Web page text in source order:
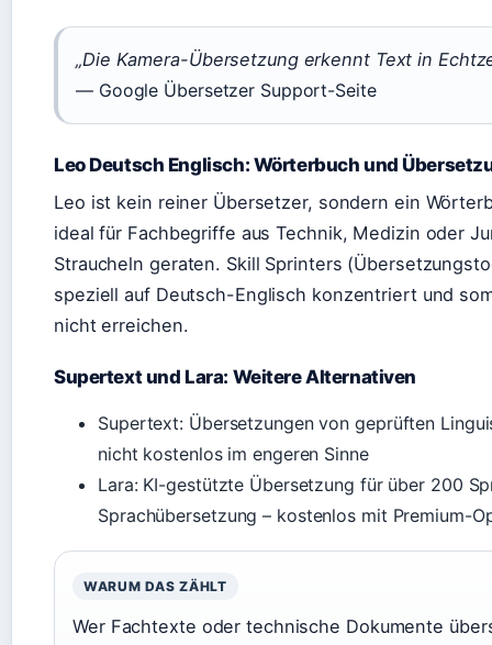
„Die Kamera-Übersetzung erkennt Text in
— Google Übersetzer Support-Seite
Leo Deutsch Englisch: Wörterbuch und
Leo ist kein reiner Übersetzer, sondern ein
ideal für Fachbegriffe aus Technik, Medizin oder
Straucheln geraten. Skill Sprinters
speziell auf Deutsch-Englisch konzentriert und
nicht erreichen.
Supertext und Lara: Weitere Alternativen
Supertext: Übersetzungen von geprüften
nicht kostenlos im engeren Sinne
Lara: KI-gestützte Übersetzung für über 200
Sprachübersetzung – kostenlos mit Premium-
WARUM DAS ZÄHLT
Wer Fachtexte oder technische Dokumente